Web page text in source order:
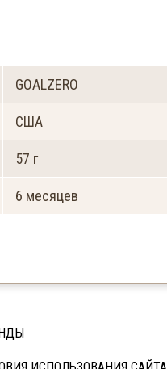
GOALZERO
США
57 г
6 месяцев